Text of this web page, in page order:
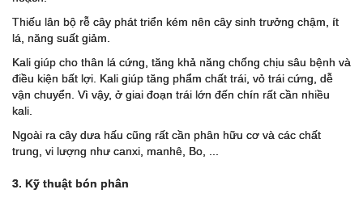
Thiếu lân bộ rễ cây phát triển kém nên cây sinh trưởng chậm, ít
lá, năng suất giảm.
Kali giúp cho thân lá cứng, tăng khả năng chống chịu sâu bệnh và
điều kiện bất lợi. Kali giúp tăng phẩm chất trái, vỏ trái cứng, dễ
vận chuyển. Vì vậy, ở giai đoạn trái lớn đến chín rất cần nhiều
kali.
Ngoài ra cây dưa hấu cũng rất cần phân hữu cơ và các chất
trung, vi lượng như canxi, manhê, Bo, ...
3. Kỹ thuật bón phân